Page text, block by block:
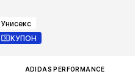
Унисекс
КУПОН
ADIDAS PERFORMANCE